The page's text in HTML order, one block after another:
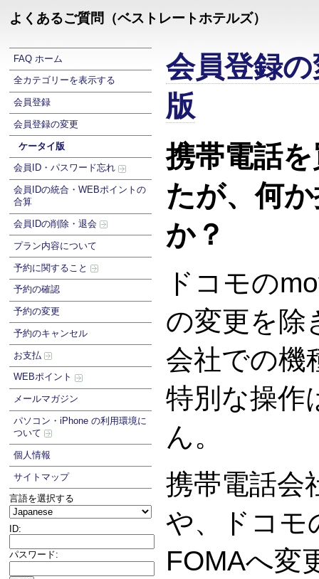
よくあるご質問（ベストレートホテルズ）
FAQ ホーム
全カテゴリーを表示する
会員登録
会員登録の変更
ケータイ版
会員ID・パスワード忘れ
会員IDの統合・WEBポイントの
合算
会員IDの削除・退会
プラン内容について
予約に関すること
予約の確認
予約の変更
予約のキャンセル
お支払
WEBポイント
メールマガジン
パソコン・iPhone の利用環境に
ついて
個人情報
サイトマップ
言語を選択する
ID:
パスワード:
会員登録
版
携帯電話
たが、何
か？
ドコモの
の変更を除
会社での機
特別な操作
ん。
携帯電話会
や、ドコモ
FOMAへ変